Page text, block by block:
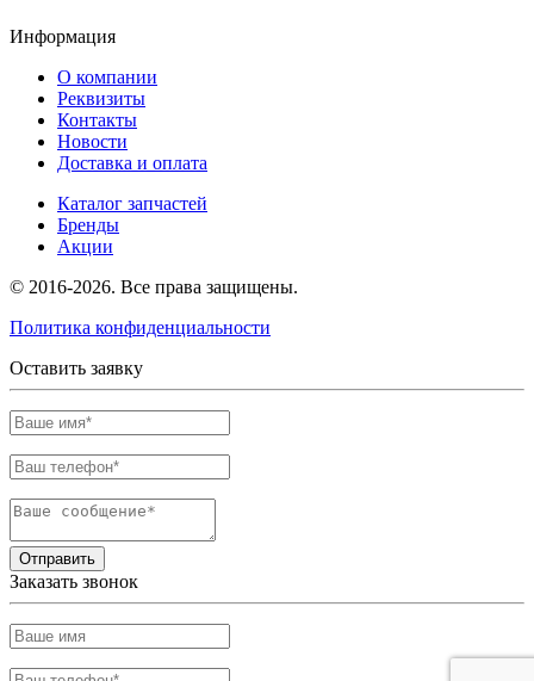
Информация
О компании
Реквизиты
Контакты
Новости
Доставка и оплата
Каталог запчастей
Бренды
Акции
© 2016-2026. Все права защищены.
Политика конфиденциальности
Оставить заявку
Отправить
Заказать звонок